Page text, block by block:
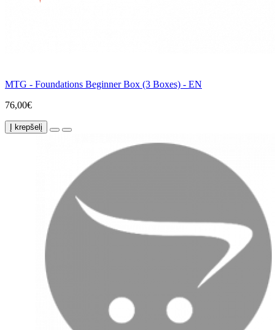
MTG - Foundations Beginner Box (3 Boxes) - EN
76,00€
Į krepšelį